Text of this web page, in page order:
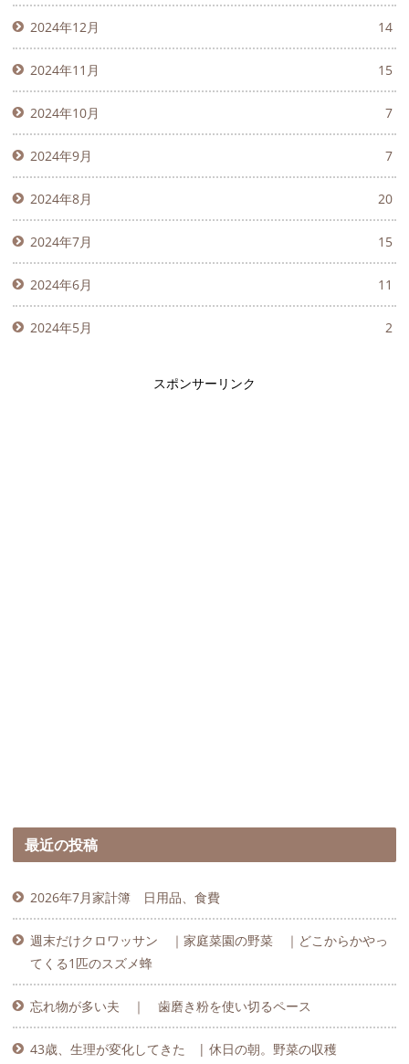
2024年12月 14
2024年11月 15
2024年10月 7
2024年9月 7
2024年8月 20
2024年7月 15
2024年6月 11
2024年5月 2
スポンサーリンク
最近の投稿
2026年7月家計簿 日用品、食費
週末だけクロワッサン ｜家庭菜園の野菜 ｜どこからかやっ
てくる1匹のスズメ蜂
忘れ物が多い夫 ｜ 歯磨き粉を使い切るペース
43歳、生理が変化してきた | 休日の朝。野菜の収穫